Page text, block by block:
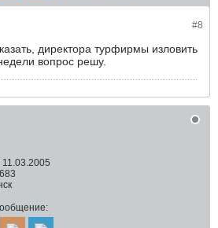
#8
директора турфирмы изловить
вопрос решу.
11.03.2005
683